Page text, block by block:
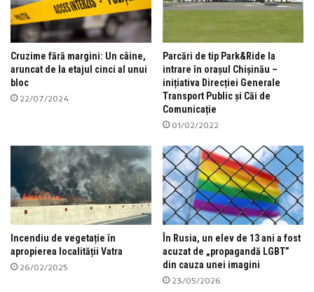
Cruzime fără margini: Un câine,
aruncat de la etajul cinci al unui
bloc
22/07/2024
Parcări de tip Park&Ride la
intrare în orașul Chișinău –
inițiativa Direcției Generale
Transport Public și Căi de
Comunicație
01/02/2022
Incendiu de vegetație în
apropierea localității Vatra
26/02/2025
În Rusia, un elev de 13 ani a fost
acuzat de „propagandă LGBT”
din cauza unei imagini
23/05/2026